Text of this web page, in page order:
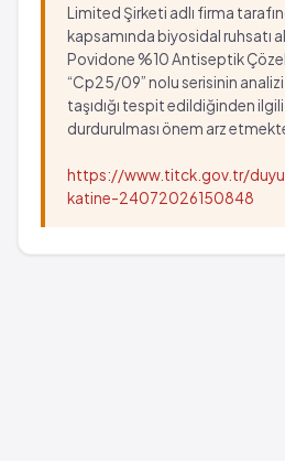
Limited Şirketi adlı firma
kapsamında biyosidal ruhsatı
Povidone %10 Antiseptik
“Cp25/09” nolu serisinin
taşıdığı tespit edildiğinden ilgili
durdurulması önem arz
https://www.titck.gov.tr/
katine-24072026150848